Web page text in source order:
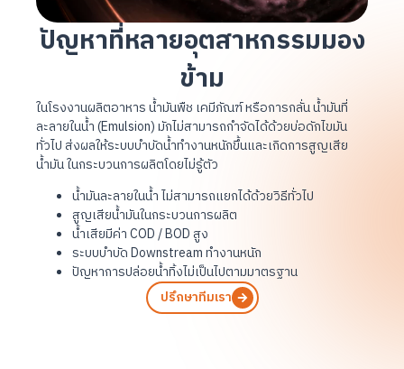
ปัญหาที่หลายอุตสาหกรรมมอง
ข้าม
ในโรงงานผลิตอาหาร น้ำมันพืช เคมีภัณฑ์ หรือการกลั่น น้ำมันที่
ละลายในน้ำ (Emulsion) มักไม่สามารถกำจัดได้ด้วยบ่อดักไขมัน
ทั่วไป ส่งผลให้ระบบบำบัดน้ำทำงานหนักขึ้นและเกิดการสูญเสีย
น้ำมัน ในกระบวนการผลิตโดยไม่รู้ตัว
น้ำมันละลายในน้ำ ไม่สามารถแยกได้ด้วยวิธีทั่วไป
สูญเสียน้ำมันในกระบวนการผลิต
น้ำเสียมีค่า COD / BOD สูง
ระบบบำบัด Downstream ทำงานหนัก
ปัญหาการปล่อยน้ำทิ้งไม่เป็นไปตามมาตรฐาน
ปรึกษาทีมเรา